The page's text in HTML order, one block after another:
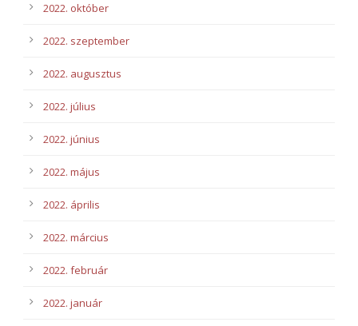
2022. október
2022. szeptember
2022. augusztus
2022. július
2022. június
2022. május
2022. április
2022. március
2022. február
2022. január